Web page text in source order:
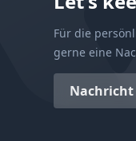
Für die
gerne eine
Nachricht